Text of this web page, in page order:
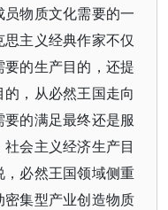
物质文化需要的一
主义经典作家不仅
的生产目的，还提
，从必然王国走向
的满足最终还是服
会主义经济生产目
必然王国领域侧重
集型产业创造物质